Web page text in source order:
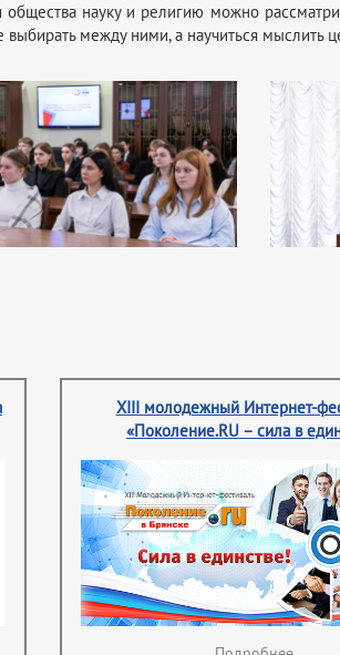
науку и религию можно
между ними, а научиться мыслить
XIII молодежный Интернет-
«Поколение.RU – сила в